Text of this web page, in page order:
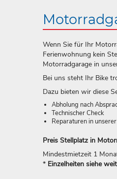
Wenn Sie für Ihr
Ferienwohnung kein
Motorradgarage in
Bei uns steht Ihr Bike
Dazu bieten wir diese
Abholung nach
Technischer Check
Reparaturen in
Preis Stellplatz in
Mindestmietzeit 1
* Einzelheiten siehe